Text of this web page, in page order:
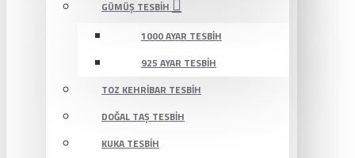
GÜMÜŞ TESBIH
1000 AYAR TESBIH
925 AYAR TESBIH
TOZ KEHRIBAR TESBIH
DOĞAL TAŞ TESBIH
KUKA TESBIH